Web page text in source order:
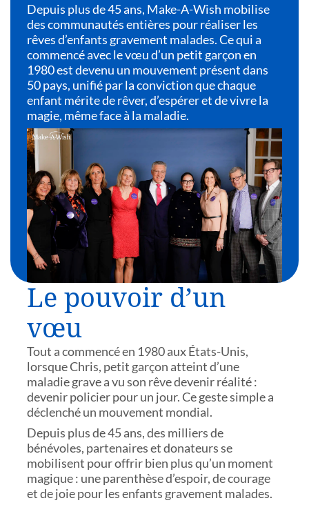
Depuis plus de 45 ans, Make-A-Wish mobilise
des communautés entières pour réaliser les
rêves d’enfants gravement malades. Ce qui a
commencé avec le vœu d’un petit garçon en
1980 est devenu un mouvement présent dans
50 pays, unifié par la conviction que chaque
enfant mérite de rêver, d’espérer et de vivre la
magie, même face à la maladie.
Le pouvoir d’un
vœu
Tout a commencé en 1980 aux États-Unis,
lorsque Chris, petit garçon atteint d’une
maladie grave a vu son rêve devenir réalité :
devenir policier pour un jour. Ce geste simple a
déclenché un mouvement mondial.
Depuis plus de 45 ans, des milliers de
bénévoles, partenaires et donateurs se
mobilisent pour offrir bien plus qu’un moment
magique : une parenthèse d’espoir, de courage
et de joie pour les enfants gravement malades.